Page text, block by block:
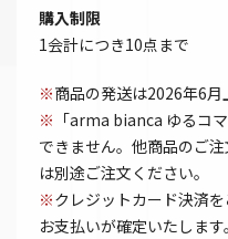
購入制限
1会計につき10点まで
※商品の発送は2026年6月
※ 「arma bianca ゆるコ
できません。他商品のご
は別途ご注文ください。
※クレジットカード決済
お支払いが確定いたします。